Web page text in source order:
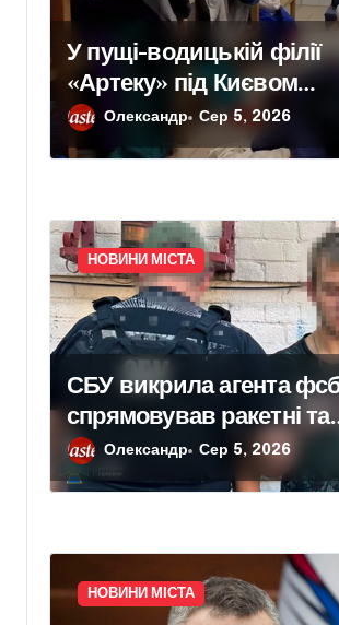
У пущі-водицькій філії
«Артеку» під Києвом
інспектори зафіксували
бруд і зіпсовані
Олександр Сер 5, 2026
НОВИНИ МІСТА
СБУ викрила агента
спрямовував ракетні та
дронові удари на Київ
Олександр Сер 5, 2026
НОВИНИ МІСТА